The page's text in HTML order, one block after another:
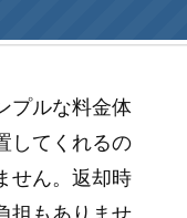
プルな料金体
してくれるの
せん。返却時
担もありませ